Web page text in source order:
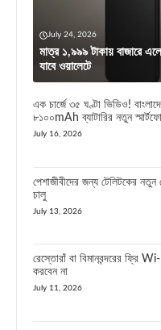
July 24, 2026
মাত্র ১,৯৯৯ টাকায় বাজারে
যাবে ওয়ালেটে
এক চার্জে ৩৫ ঘণ্টা ভিডিও!
৮১০০mAh ব্যাটারির নতুন
July 16, 2026
পেশাজীবীদের জন্য টেলিটকের নতুন
চালু
July 13, 2026
রেস্তোরাঁ বা বিমানবন্দরের ফ্রি
করবেন না
July 11, 2026